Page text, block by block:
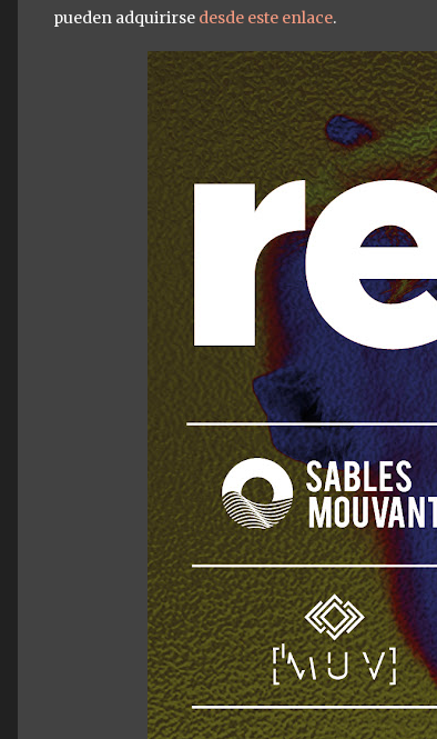
pueden adquirirse desde este enlace.